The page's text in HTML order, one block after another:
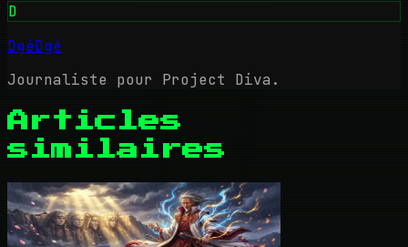
D
DgéDgé
Journaliste pour Project Diva.
Articles
similaires